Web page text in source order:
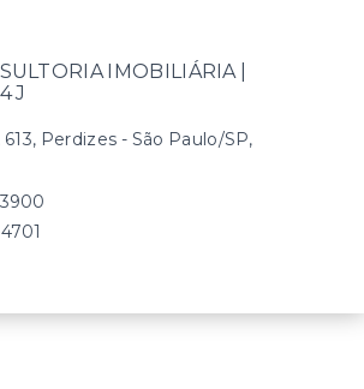
IMOBILIÁRIA |
J
Perdizes - São Paulo/SP,